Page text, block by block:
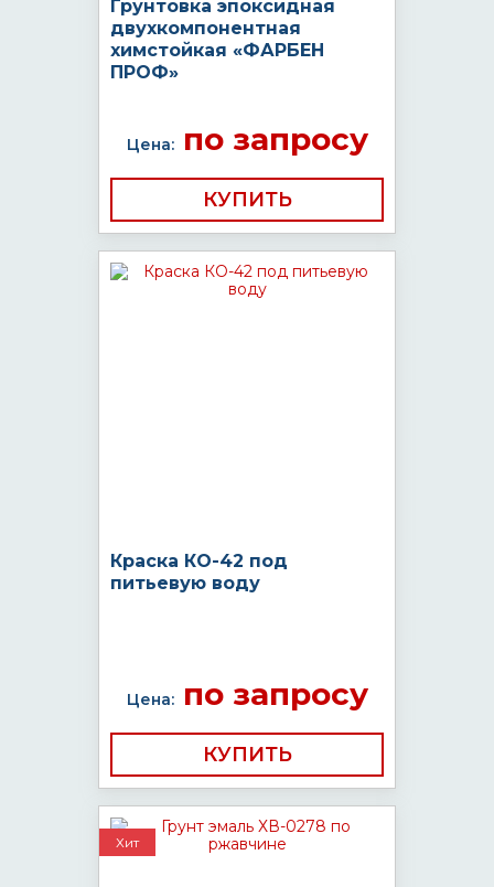
Грунтовка эпоксидная
двухкомпонентная
химстойкая «ФАРБЕН
ПРОФ»
Цена:по запросу
КУПИТЬ
Краска КО-42 под
питьевую воду
Цена:по запросу
КУПИТЬ
Хит